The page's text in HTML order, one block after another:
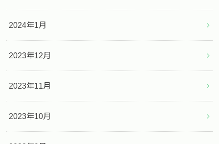
2024年1月
2023年12月
2023年11月
2023年10月